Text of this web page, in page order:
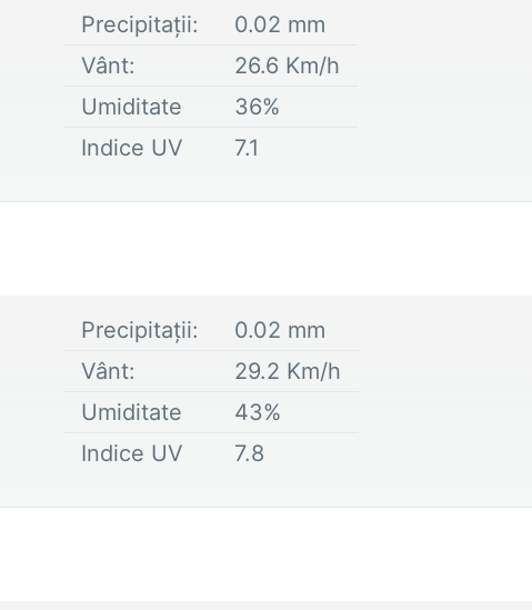
Precipitații: 0.02 mm
Vânt:
26.6 Km/h
Umiditate
36%
Indice UV
7.1
Precipitații: 0.02 mm
Vânt:
29.2 Km/h
Umiditate
43%
Indice UV
7.8